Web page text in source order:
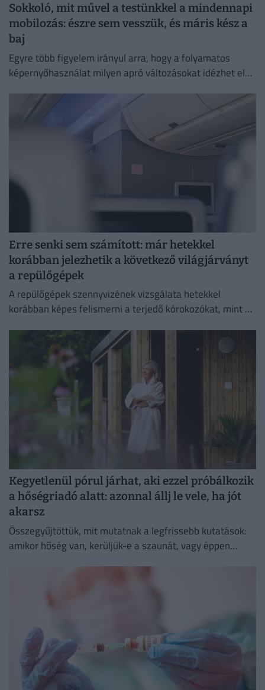
Sokkoló, mit művel a testünkkel a mindennapi
mobilozás: észre sem vesszük, és máris kész a
baj
Egyre több figyelem irányul arra, hogy a folyamatos
képernyőhasználat milyen apró változásokat idézhet elő
Erre senki sem számított: már hetekkel
korábban jelezhetik a következő világjárványt
a repülőgépek
A repülőgépek szennyvizének vizsgálata hetekkel
korábban képes felismerni a terjedő kórokozókat, mint a
módszerek.
Kegyetlenül pórul járhat, aki ezzel próbálkozik
a hőségriadó alatt: azonnal állj le vele, ha jót
akarsz
Összegyűjtöttük, mit mutatnak a legfrissebb kutatások:
amikor hőség van, kerüljük-e a szaunát, vagy éppen